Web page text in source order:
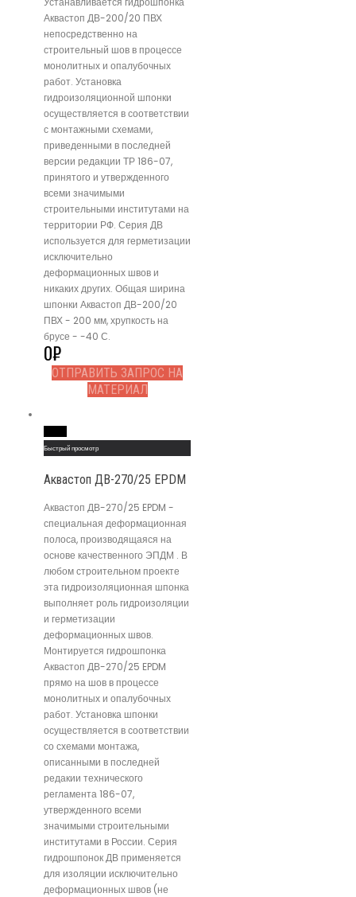
Аквастоп ДВ-200/20 ПВХ
непосредственно на
строительный шов в процессе
монолитных и опалубочных
работ. Установка
гидроизоляционной шпонки
осуществляется в соответствии
с монтажными схемами,
приведенными в последней
версии редакции ТР 186-07,
принятого и утвержденного
всеми значимыми
строительными институтами на
территории РФ. Серия ДВ
используется для герметизации
исключительно
деформационных швов и
никаких других. Общая ширина
шпонки Аквастоп ДВ-200/20
ПВХ - 200 мм, хрупкость на
брусе - -40 С.
0₽
ОТПРАВИТЬ ЗАПРОС НА
МАТЕРИАЛ
Быстрый просмотр
Аквастоп ДВ-270/25 EPDM
Аквастоп ДВ-270/25 EPDM -
специальная деформационная
полоса, производящаяся на
основе качественного ЭПДМ . В
любом строительном проекте
эта гидроизоляционная шпонка
выполняет роль гидроизоляции
и герметизации
деформационных швов.
Монтируется гидрошпонка
Аквастоп ДВ-270/25 EPDM
прямо на шов в процессе
монолитных и опалубочных
работ. Установка шпонки
осуществляется в соответствии
со схемами монтажа,
описанными в последней
редакии технического
регламента 186-07,
утвержденного всеми
значимыми строительными
институтами в России. Серия
гидрошпонок ДВ применяется
для изоляции исключительно
деформационных швов (не